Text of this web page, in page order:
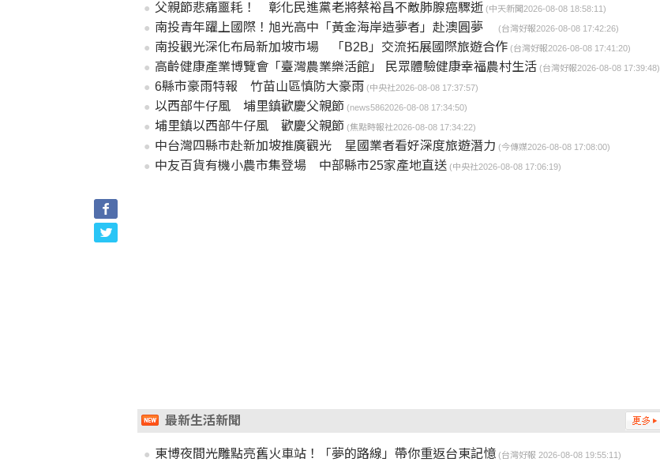
父親節悲痛噩耗！ 彰化民進黨老將蔡裕昌不敵肺腺癌驟逝 (中天新聞2026-08-08 18:58:11)
南投青年躍上國際！旭光高中「黃金海岸造夢者」赴澳圓夢 (台灣好報2026-08-08 17:42:26)
南投觀光深化布局新加坡市場 「B2B」交流拓展國際旅遊合作 (台灣好報2026-08-08 17:41:20)
高齡健康產業博覽會「臺灣農業樂活館」 民眾體驗健康幸福農村生活 (台灣好報2026-08-08 17:39:48)
6縣市豪雨特報 竹苗山區慎防大豪雨 (中央社2026-08-08 17:37:57)
以西部牛仔風 埔里鎮歡慶父親節 (news5862026-08-08 17:34:50)
埔里鎮以西部牛仔風 歡慶父親節 (焦點時報社2026-08-08 17:34:22)
中台灣四縣市赴新加坡推廣觀光 星國業者看好深度旅遊潛力 (今傳媒2026-08-08 17:08:00)
中友百貨有機小農市集登場 中部縣市25家產地直送 (中央社2026-08-08 17:06:19)
最新生活新聞
東博夜間光雕點亮舊火車站！「夢的路線」帶你重返台東記憶 (台灣好報 2026-08-08 19:55:11)